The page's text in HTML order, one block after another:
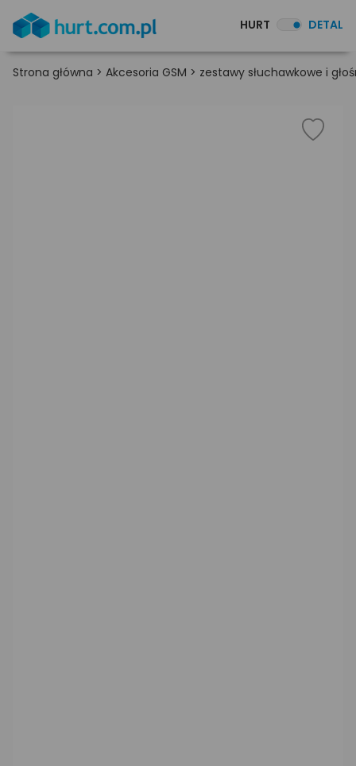
HURT DETAL
Strona główna > Akcesoria GSM > zestawy słuchawkowe i